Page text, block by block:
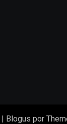
| Blogus por